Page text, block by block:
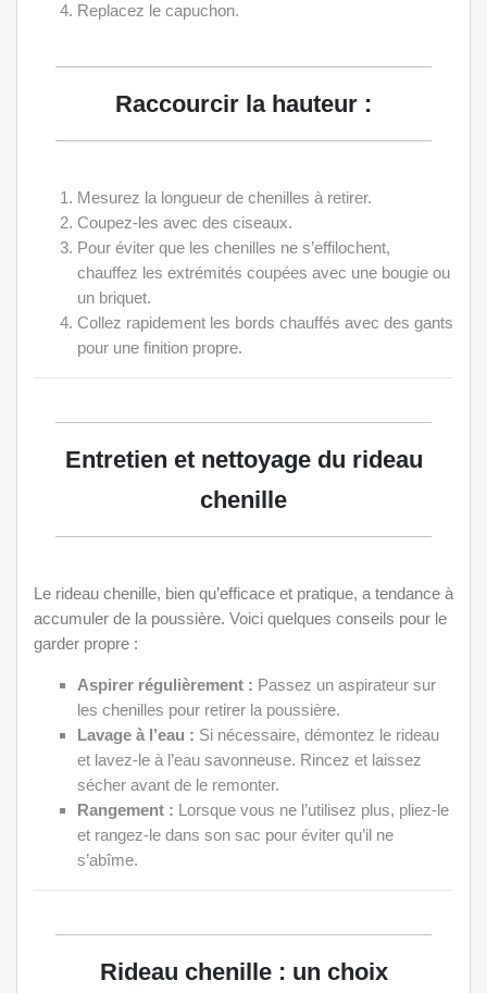
Replacez le capuchon.
Raccourcir la hauteur :
Mesurez la longueur de chenilles à retirer.
Coupez-les avec des ciseaux.
Pour éviter que les chenilles ne s’effilochent,
chauffez les extrémités coupées avec une bougie ou
un briquet.
Collez rapidement les bords chauffés avec des gants
pour une finition propre.
Entretien et nettoyage du rideau
chenille
Le rideau chenille, bien qu’efficace et pratique, a tendance à
accumuler de la poussière. Voici quelques conseils pour le
garder propre :
Aspirer régulièrement : Passez un aspirateur sur
les chenilles pour retirer la poussière.
Lavage à l’eau : Si nécessaire, démontez le rideau
et lavez-le à l’eau savonneuse. Rincez et laissez
sécher avant de le remonter.
Rangement : Lorsque vous ne l’utilisez plus, pliez-le
et rangez-le dans son sac pour éviter qu’il ne
s’abîme.
Rideau chenille : un choix